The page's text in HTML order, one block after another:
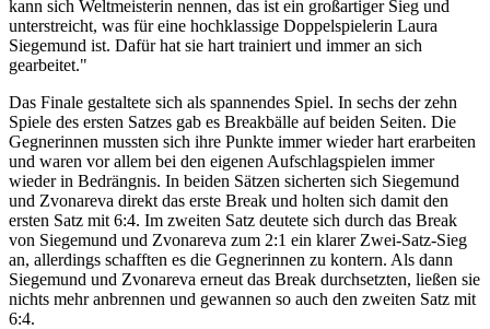
kann sich Weltmeisterin nennen, das ist ein großartiger Sieg und
unterstreicht, was für eine hochklassige Doppelspielerin Laura
Siegemund ist. Dafür hat sie hart trainiert und immer an sich
gearbeitet."
Das Finale gestaltete sich als spannendes Spiel. In sechs der zehn
Spiele des ersten Satzes gab es Breakbälle auf beiden Seiten. Die
Gegnerinnen mussten sich ihre Punkte immer wieder hart erarbeiten
und waren vor allem bei den eigenen Aufschlagspielen immer
wieder in Bedrängnis. In beiden Sätzen sicherten sich Siegemund
und Zvonareva direkt das erste Break und holten sich damit den
ersten Satz mit 6:4. Im zweiten Satz deutete sich durch das Break
von Siegemund und Zvonareva zum 2:1 ein klarer Zwei-Satz-Sieg
an, allerdings schafften es die Gegnerinnen zu kontern. Als dann
Siegemund und Zvonareva erneut das Break durchsetzten, ließen sie
nichts mehr anbrennen und gewannen so auch den zweiten Satz mit
6:4.